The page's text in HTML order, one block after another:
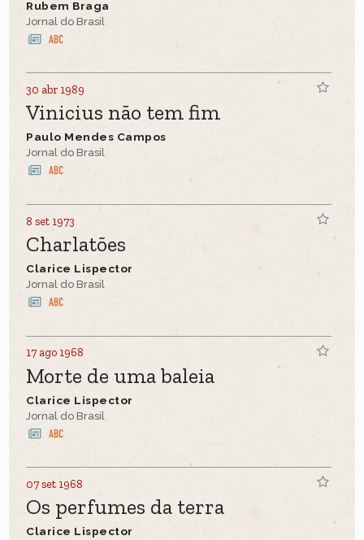
Rubem Braga
Jornal do Brasil
30 abr 1989
Vinicius não tem fim
Paulo Mendes Campos
Jornal do Brasil
8 set 1973
Charlatões
Clarice Lispector
Jornal do Brasil
17 ago 1968
Morte de uma baleia
Clarice Lispector
Jornal do Brasil
07 set 1968
Os perfumes da terra
Clarice Lispector